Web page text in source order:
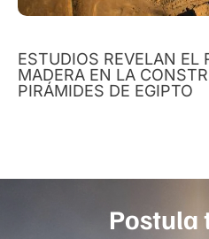
ESTUDIOS REVELAN EL
MADERA EN LA
PIRÁMIDES DE EGIPTO
Postula